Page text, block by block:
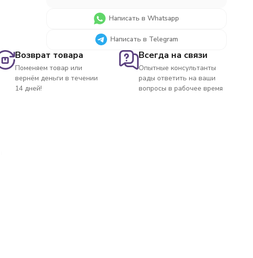
Написать в Whatsapp
Написать в Telegram
Возврат товара
Поменяем товар или
вернём деньги в течении
14 дней!
Всегда на связи
Опытные консультанты
рады ответить на ваши
вопросы в рабочее время